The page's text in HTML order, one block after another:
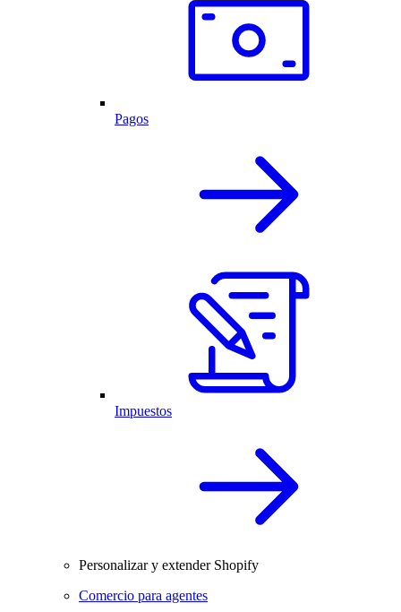
Pagos
Impuestos
Personalizar y extender Shopify
Comercio para agentes